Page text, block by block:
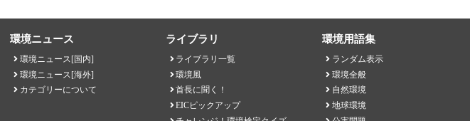
環境ニュース
環境ニュース[国内]
環境ニュース[海外]
カテゴリーについて
ライブラリ
ライブラリ一覧
環境風
首長に聞く！
EICピックアップ
環境用語集
ランダム表示
環境全般
自然環境
地球環境